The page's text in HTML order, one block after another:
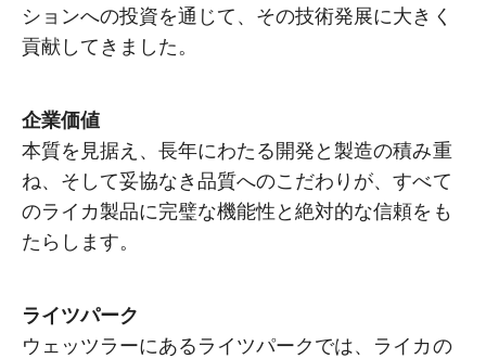
ションへの投資を通じて、その技術発展に大きく
貢献してきました。
企業価値
本質を見据え、長年にわたる開発と製造の積み重
ね、そして妥協なき品質へのこだわりが、すべて
のライカ製品に完璧な機能性と絶対的な信頼をも
たらします。
ライツパーク
ウェッツラーにあるライツパークでは、ライカの